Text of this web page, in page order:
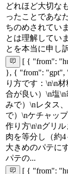
どれほど大切な
ったことであな
ちのめされてい
とは理解してい
とを本当に申し
[ { "from":
}, { "from": "gpt",
り方です：\n\n
合が良い）\n塩
みで）\nレタス
で）\nケチャッ
作り方\n\nグリ
肉を等分し（約
大きめのパテに
パテの...
[ { "from":